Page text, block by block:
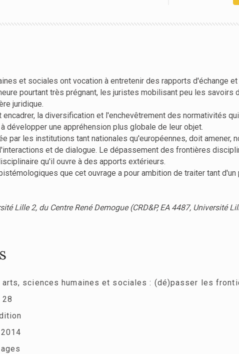
et sociales ont vocation à entretenir des rapports d'échange
pourtant très prégnant, les juristes mobilisant peu les savoirs
juridique.
la diversification et l'enchevêtrement des normativités
une appréhension plus globale de leur objet.
par les institutions tant nationales qu'européennes, doit amener,
et de dialogue. Le dépassement des frontières
qu'il ouvre à des apports extérieurs.
que cet ouvrage a pour ambition de traiter tant d'un
Lille 2, du Centre René Demogue (CRD&P, EA 4487, Université
arts, sciences humaines et sociales : (dé)passer les
28